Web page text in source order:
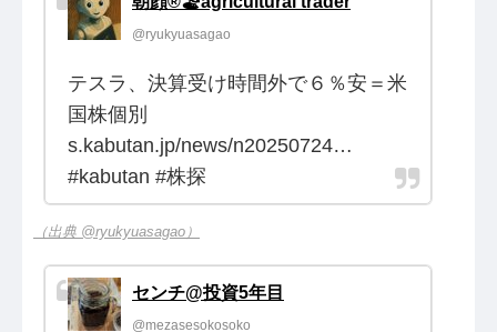
@ryukyuasagao
テスラ、決算受け時間外で６％安＝米
国株個別
s.kabutan.jp/news/n20250724…
#kabutan #株探
（出典 @ryukyuasagao）
センチ@投資5年目
@mezasesokosoko